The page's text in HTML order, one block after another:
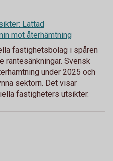
Lättad
mot återhämtning
fastighetsbolag i spåren
räntesänkningar. Svensk
under 2025 och
sektorn. Det visar
fastigheters utsikter.